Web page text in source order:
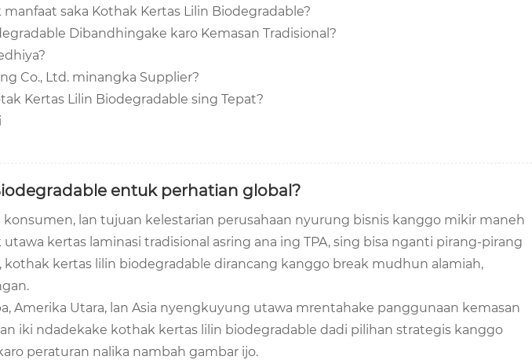
saka Kothak Kertas Lilin Biodegradable?
Dibandhingake karo Kemasan Tradisional?
Co., Ltd. minangka Supplier?
Kertas Lilin Biodegradable sing Tepat?
entuk perhatian global?
lan tujuan kelestarian perusahaan nyurung bisnis kanggo mikir maneh
kertas laminasi tradisional asring ana ing TPA, sing bisa nganti pirang-pirang
kertas lilin biodegradable dirancang kanggo break mudhun alamiah,
Amerika Utara, lan Asia nyengkuyung utawa mrentahake panggunaan kemasan
iki ndadekake kothak kertas lilin biodegradable dadi pilihan strategis kanggo
peraturan nalika nambah gambar ijo.